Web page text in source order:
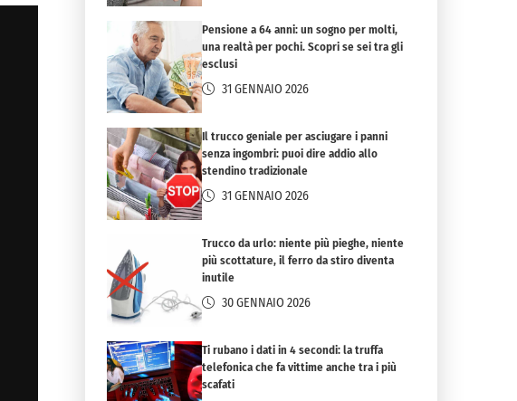
Pensione a 64 anni: un sogno per molti,
una realtà per pochi. Scopri se sei tra gli
esclusi
31 GENNAIO 2026
Il trucco geniale per asciugare i panni
senza ingombri: puoi dire addio allo
stendino tradizionale
31 GENNAIO 2026
Trucco da urlo: niente più pieghe, niente
più scottature, il ferro da stiro diventa
inutile
30 GENNAIO 2026
Ti rubano i dati in 4 secondi: la truffa
telefonica che fa vittime anche tra i più
scafati